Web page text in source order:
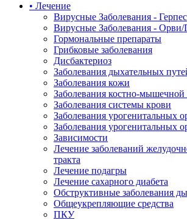
• Лечение
Вирусные Заболевания - Герпес
Вирусные Заболевания - Орви/
Гормональные препараты
Грибковые заболевания
Дисбактериоз
Заболевания дыхательных
Заболевания кожи
Заболевания костно-
Заболевания системы крови
Заболевания урогенитальных
Заболевания урогенитальных
Зависимости
Лечение заболеваний
тракта
Лечение подагры
Лечение сахарного диабета
Обструктивные заболевания
Общеукрепляющие средства
ПКУ